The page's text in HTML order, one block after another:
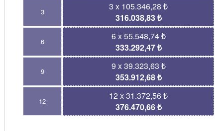
3
3 x 105.346,28 ₺
316.038,83 ₺
6
6 x 55.548,74 ₺
333.292,47 ₺
9
9 x 39.323,63 ₺
353.912,68 ₺
12
12 x 31.372,56 ₺
376.470,66 ₺